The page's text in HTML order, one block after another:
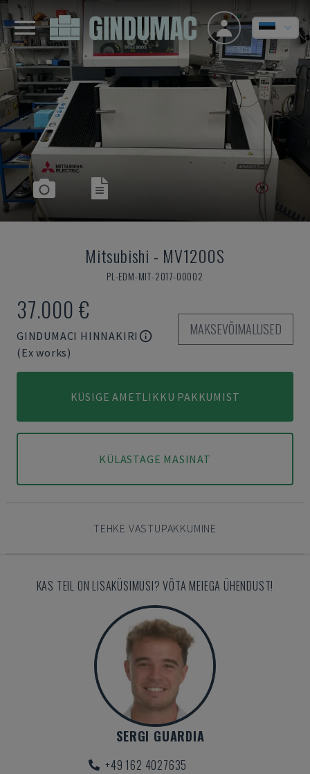
Mitsubishi - MV1200S
PL-EDM-MIT-2017-00002
37.000 €
GINDUMACI HINNAKIRI
(Ex works)
MAKSEVÕIMALUSED
KÜSIGE AMETLIKKU PAKKUMIST
KÜLASTAGE MASINAT
TEHKE VASTUPAKKUMINE
KAS TEIL ON LISAKÜSIMUSI? VÕTA MEIEGA ÜHENDUST!
SERGI GUARDIA
+49 162 4027635